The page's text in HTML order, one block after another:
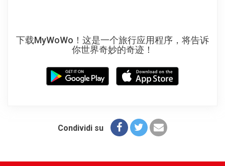
下载MyWoWo！这是一个旅行应用程序，将告诉
你世界奇妙的奇迹！
Condividi su